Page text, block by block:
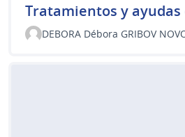
Tratamientos y ayudas
DEBORA Débora GRIBOV